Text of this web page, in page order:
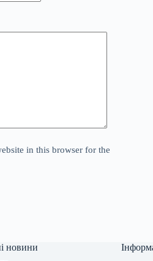
in this browser for the
новини